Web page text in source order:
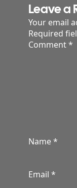
Leave a
Your email
Required
Comment*
Name*
Email *